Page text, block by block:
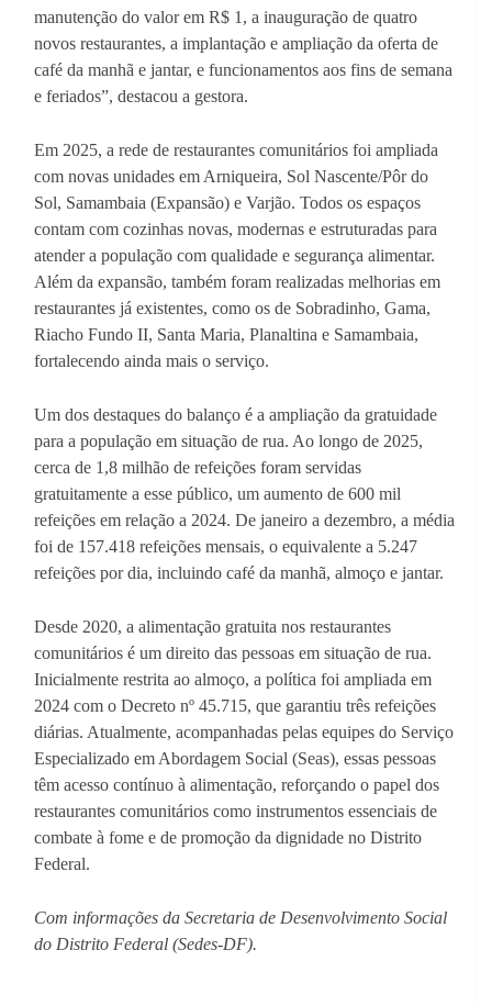
manutenção do valor em R$ 1, a inauguração de quatro
novos restaurantes, a implantação e ampliação da oferta de
café da manhã e jantar, e funcionamentos aos fins de semana
e feriados”, destacou a gestora.
Em 2025, a rede de restaurantes comunitários foi ampliada
com novas unidades em Arniqueira, Sol Nascente/Pôr do
Sol, Samambaia (Expansão) e Varjão. Todos os espaços
contam com cozinhas novas, modernas e estruturadas para
atender a população com qualidade e segurança alimentar.
Além da expansão, também foram realizadas melhorias em
restaurantes já existentes, como os de Sobradinho, Gama,
Riacho Fundo II, Santa Maria, Planaltina e Samambaia,
fortalecendo ainda mais o serviço.
Um dos destaques do balanço é a ampliação da gratuidade
para a população em situação de rua. Ao longo de 2025,
cerca de 1,8 milhão de refeições foram servidas
gratuitamente a esse público, um aumento de 600 mil
refeições em relação a 2024. De janeiro a dezembro, a média
foi de 157.418 refeições mensais, o equivalente a 5.247
refeições por dia, incluindo café da manhã, almoço e jantar.
Desde 2020, a alimentação gratuita nos restaurantes
comunitários é um direito das pessoas em situação de rua.
Inicialmente restrita ao almoço, a política foi ampliada em
2024 com o Decreto nº 45.715, que garantiu três refeições
diárias. Atualmente, acompanhadas pelas equipes do Serviço
Especializado em Abordagem Social (Seas), essas pessoas
têm acesso contínuo à alimentação, reforçando o papel dos
restaurantes comunitários como instrumentos essenciais de
combate à fome e de promoção da dignidade no Distrito
Federal.
Com informações da Secretaria de Desenvolvimento Social
do Distrito Federal (Sedes-DF).